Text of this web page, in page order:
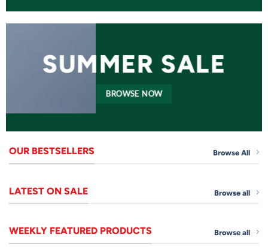
SUMMER SALE
BROWSE NOW
OUR BESTSELLERS Browse All
LATEST ON SALE Browse all
WEEKLY FEATURED PRODUCTS Browse all